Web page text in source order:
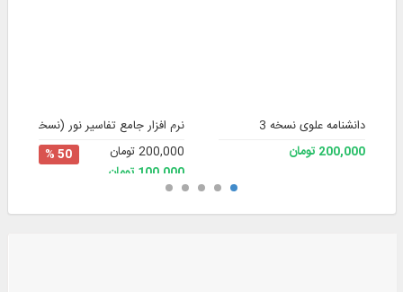
دانشنامه علوی نسخه 3
200,000 تومان
نرم افزار جامع تفاسیر نور (نسخه 4)
200,000 تومان
50 %
100,000 تومان